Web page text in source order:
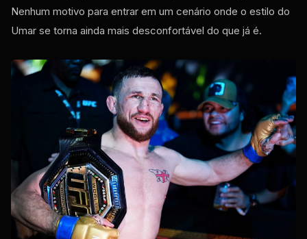
Nenhum motivo para entrar em um cenário onde o estilo do
Umar se torna ainda mais desconfortável do que já é.